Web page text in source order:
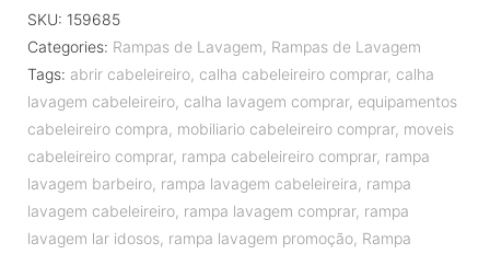
SKU: 159685
Categories: Rampas de Lavagem, Rampas de Lavagem
Tags: abrir cabeleireiro, calha cabeleireiro comprar, calha
lavagem cabeleireiro, calha lavagem comprar, equipamentos
cabeleireiro compra, mobiliario cabeleireiro comprar, moveis
cabeleireiro comprar, rampa cabeleireiro comprar, rampa
lavagem barbeiro, rampa lavagem cabeleireira, rampa
lavagem cabeleireiro, rampa lavagem comprar, rampa
lavagem lar idosos, rampa lavagem promoção, Rampa